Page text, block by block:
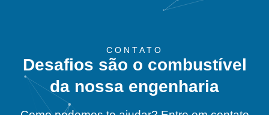
CONTATO
Desafios são o combustível
da nossa engenharia